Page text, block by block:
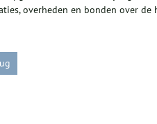
overheden en bonden over de